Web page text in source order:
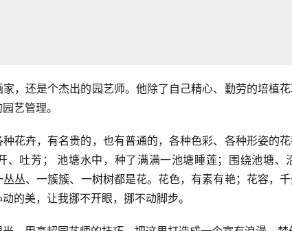
，还是个杰出的园艺师。他除了自己精心、勤劳的培植
艺管理。
花卉，有名贵的，也有普通的，各种色彩、各种形姿的
、吐芳； 池塘水中，种了满满一池塘睡莲；围绕池塘、
丛、一簇簇、一树树都是花。花色，有素有艳；花容，
的美，让我挪不开眼，挪不动脚步。